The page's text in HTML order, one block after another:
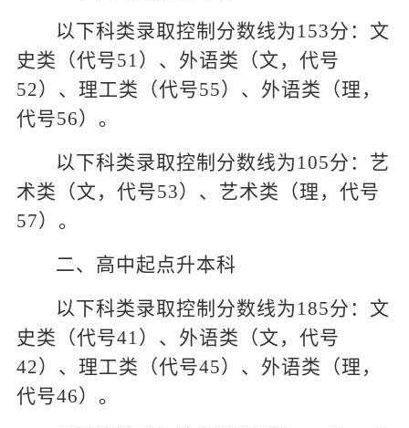
以下科类录取控制分数线为153分：文
史类（代号51）、外语类（文，代号
52）、理工类（代号55）、外语类（理，
代号56）。
以下科类录取控制分数线为105分：艺
术类（文，代号53）、艺术类（理，代号
57）。
二、高中起点升本科
以下科类录取控制分数线为185分：文
史类（代号41）、外语类（文，代号
42）、理工类（代号45）、外语类（理，
代号46）。